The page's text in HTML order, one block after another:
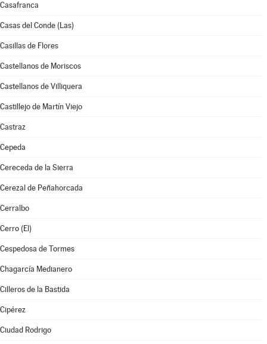
Casafranca
Casas del Conde (Las)
Casillas de Flores
Castellanos de Moriscos
Castellanos de Villiquera
Castillejo de Martín Viejo
Castraz
Cepeda
Cereceda de la Sierra
Cerezal de Peñahorcada
Cerralbo
Cerro (El)
Cespedosa de Tormes
Chagarcía Medianero
Cilleros de la Bastida
Cipérez
Ciudad Rodrigo